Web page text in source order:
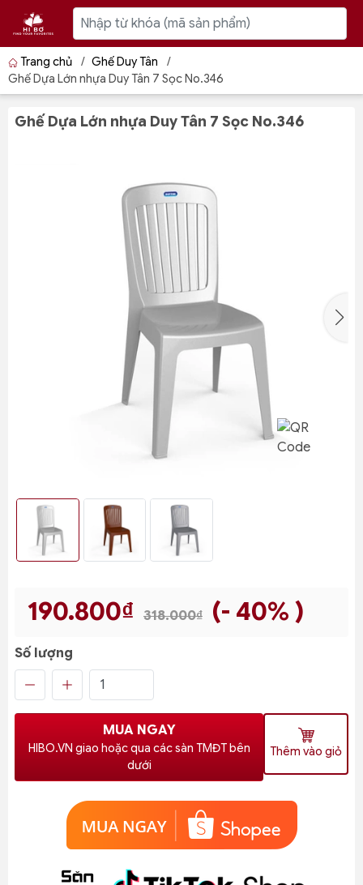
Trang chủ / Ghế Duy Tân
/
Ghế Dựa Lớn nhựa Duy Tân 7 Sọc No.346
Ghế Dựa Lớn nhựa Duy Tân 7 Sọc No.346
190.800₫ 318.000₫ (- 40% )
Số lượng
MUA NGAY
HIBO.VN giao hoặc qua các sàn TMĐT bên
dưới
Thêm vào giỏ